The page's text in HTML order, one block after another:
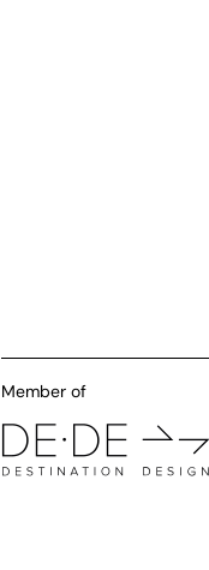
Member of